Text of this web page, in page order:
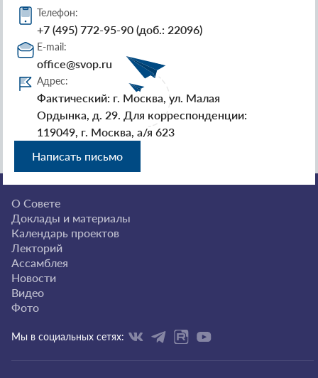
Телефон:
+7 (495) 772-95-90 (доб.: 22096)
E-mail:
office@svop.ru
Адрес:
Фактический: г. Москва, ул. Малая
Ордынка, д. 29. Для корреспонденции:
119049, г. Москва, а/я 623
Написать письмо
О Совете
Доклады и материалы
Календарь проектов
Лекторий
Ассамблея
Новости
Видео
Фото
Мы в социальных сетях: